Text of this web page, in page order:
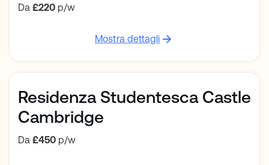
Da £220 p/w
Mostra dettagli
Residenza Studentesca Castle
Cambridge
Da £450 p/w